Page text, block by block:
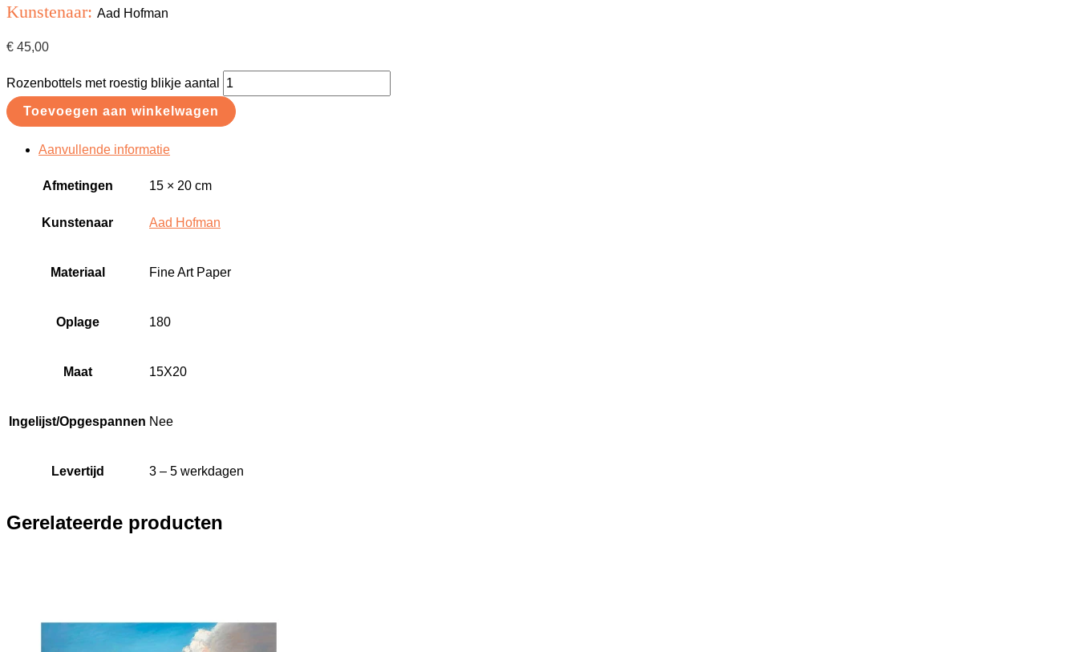
Kunstenaar: Aad Hofman
€ 45,00
Rozenbottels met roestig blikje aantal
Toevoegen aan winkelwagen
Aanvullende informatie
Afmetingen 15 × 20 cm
Kunstenaar Aad Hofman
Materiaal Fine Art Paper
Oplage 180
Maat 15X20
Ingelijst/Opgespannen Nee
Levertijd 3 – 5 werkdagen
Gerelateerde producten